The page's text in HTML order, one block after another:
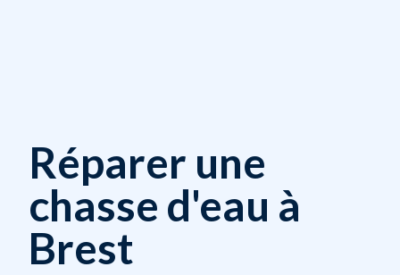
Réparer une
chasse d'eau à
Brest